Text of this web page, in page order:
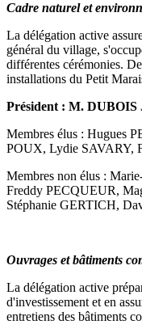
Cadre naturel et
La délégation active
général du village,
différentes cérémonies.
installations du Petit
Président : M. DUBOIS
Membres élus : Hugues
POUX, Lydie SAVARY,
Membres non élus :
Freddy PECQUEUR,
Stéphanie GERTICH,
Ouvrages et bâtiments
La délégation active
d'investissement et en
entretiens des bâtiments